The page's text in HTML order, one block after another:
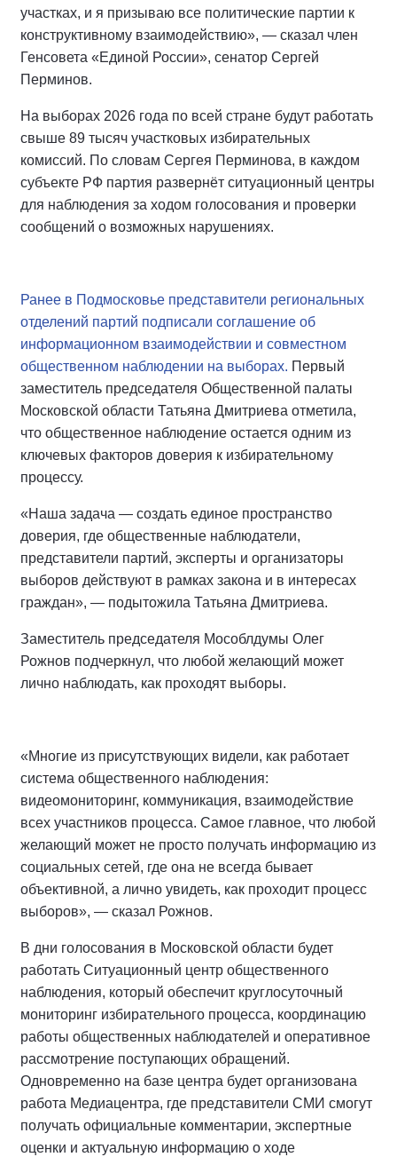
участках, и я призываю все политические партии к
конструктивному взаимодействию», — сказал член
Генсовета «Единой России», сенатор Сергей
Перминов.
На выборах 2026 года по всей стране будут работать
свыше 89 тысяч участковых избирательных
комиссий. По словам Сергея Перминова, в каждом
субъекте РФ партия развернёт ситуационный центры
для наблюдения за ходом голосования и проверки
сообщений о возможных нарушениях.
Ранее в Подмосковье представители региональных
отделений партий подписали соглашение об
информационном взаимодействии и совместном
общественном наблюдении на выборах. Первый
заместитель председателя Общественной палаты
Московской области Татьяна Дмитриева отметила,
что общественное наблюдение остается одним из
ключевых факторов доверия к избирательному
процессу.
«Наша задача — создать единое пространство
доверия, где общественные наблюдатели,
представители партий, эксперты и организаторы
выборов действуют в рамках закона и в интересах
граждан», — подытожила Татьяна Дмитриева.
Заместитель председателя Мособлдумы Олег
Рожнов подчеркнул, что любой желающий может
лично наблюдать, как проходят выборы.
«Многие из присутствующих видели, как работает
система общественного наблюдения:
видеомониторинг, коммуникация, взаимодействие
всех участников процесса. Самое главное, что любой
желающий может не просто получать информацию из
социальных сетей, где она не всегда бывает
объективной, а лично увидеть, как проходит процесс
выборов», — сказал Рожнов.
В дни голосования в Московской области будет
работать Ситуационный центр общественного
наблюдения, который обеспечит круглосуточный
мониторинг избирательного процесса, координацию
работы общественных наблюдателей и оперативное
рассмотрение поступающих обращений.
Одновременно на базе центра будет организована
работа Медиацентра, где представители СМИ смогут
получать официальные комментарии, экспертные
оценки и актуальную информацию о ходе